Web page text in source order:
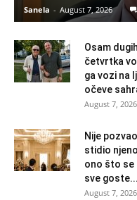
Sanela - August 7, 2026
Osam
četvrtka
ga vozi na
očeve
August 7, 2026
Nije
stidio
ono što se
sve goste...
August 7, 2026